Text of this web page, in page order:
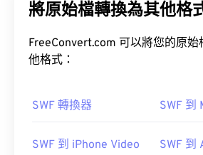
將原始檔轉換為其他格
FreeConvert.com 可以將您的原
他格式：
SWF 轉換器 SWF 到
SWF 到 iPhone Video SWF 到